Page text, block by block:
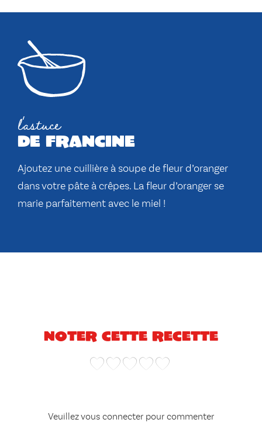
l'astuce
de francine
Ajoutez une cuillière à soupe de fleur d’oranger
dans votre pâte à crêpes. La fleur d’oranger se
marie parfaitement avec le miel !
Noter cette recette
Veuillez vous connecter pour commenter